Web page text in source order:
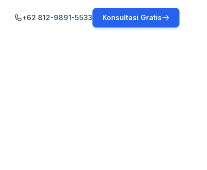
+62 812-9891-5533 Konsultasi Gratis